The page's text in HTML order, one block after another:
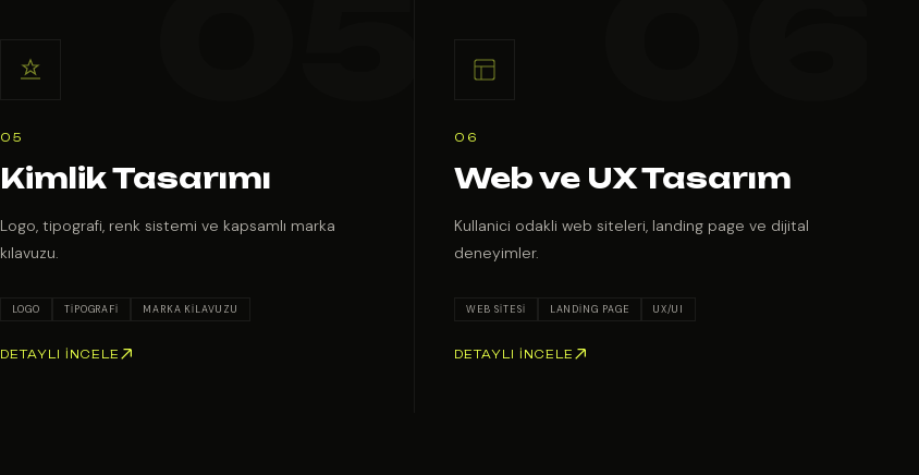
05
Kimlik Tasarımı
Logo, tipografi, renk sistemi ve kapsamlı marka
kılavuzu.
LOGO TIPOGRAFI MARKA KILAVUZU
DETAYLI İNCELE
06
Web ve UX Tasarım
Kullanici odakli web siteleri, landing page ve dijital
deneyimler.
WEB SITESI LANDING PAGE UX/UI
DETAYLI İNCELE